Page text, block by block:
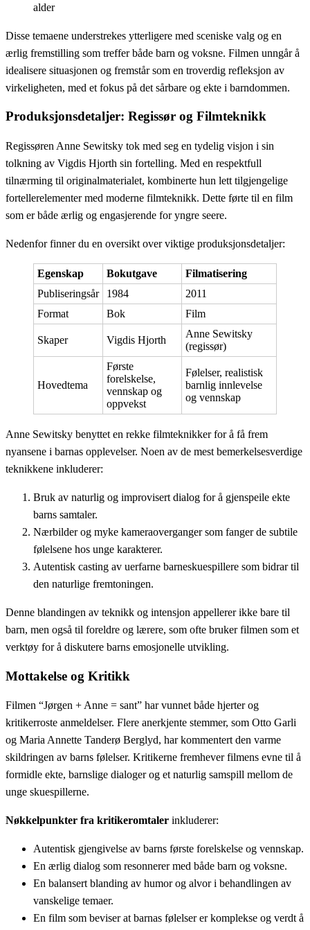
alder
Disse temaene understrekes ytterligere med sceniske valg og en
ærlig fremstilling som treffer både barn og voksne. Filmen unngår å
idealisere situasjonen og fremstår som en troverdig refleksjon av
virkeligheten, med et fokus på det sårbare og ekte i barndommen.
Produksjonsdetaljer: Regissør og Filmteknikk
Regissøren Anne Sewitsky tok med seg en tydelig visjon i sin
tolkning av Vigdis Hjorth sin fortelling. Med en respektfull
tilnærming til originalmaterialet, kombinerte hun lett tilgjengelige
fortellerelementer med moderne filmteknikk. Dette førte til en film
som er både ærlig og engasjerende for yngre seere.
Nedenfor finner du en oversikt over viktige produksjonsdetaljer:
Egenskap Bokutgave
Filmatisering
Publiseringsår
1984
2011
Format
Bok Film
Skaper Vigdis Hjorth
Anne Sewitsky
(regissør)
Hovedtema
Første
forelskelse,
vennskap og
oppvekst
Følelser, realistisk
barnlig innlevelse
og vennskap
Anne Sewitsky benyttet en rekke filmteknikker for å få frem
nyansene i barnas opplevelser. Noen av de mest bemerkelsesverdige
teknikkene inkluderer:
Bruk av naturlig og improvisert dialog for å gjenspeile ekte
barns samtaler.
Nærbilder og myke kameraoverganger som fanger de subtile
følelsene hos unge karakterer.
Autentisk casting av uerfarne barneskuespillere som bidrar til
den naturlige fremtoningen.
Denne blandingen av teknikk og intensjon appellerer ikke bare til
barn, men også til foreldre og lærere, som ofte bruker filmen som et
verktøy for å diskutere barns emosjonelle utvikling.
Mottakelse og Kritikk
Filmen “Jørgen + Anne = sant” har vunnet både hjerter og
kritikerroste anmeldelser. Flere anerkjente stemmer, som Otto Garli
og Maria Annette Tanderø Berglyd, har kommentert den varme
skildringen av barns følelser. Kritikerne fremhever filmens evne til å
formidle ekte, barnslige dialoger og et naturlig samspill mellom de
unge skuespillerne.
Nøkkelpunkter fra kritikeromtaler inkluderer:
Autentisk gjengivelse av barns første forelskelse og vennskap.
En ærlig dialog som resonnerer med både barn og voksne.
En balansert blanding av humor og alvor i behandlingen av
vanskelige temaer.
En film som beviser at barnas følelser er komplekse og verdt å